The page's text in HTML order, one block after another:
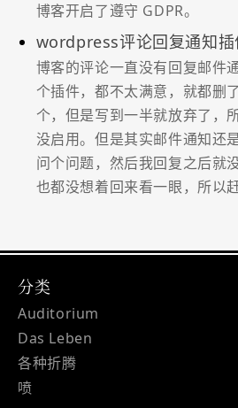
博客开启了遵守 GDPR。
wordpress评论回复通知插
博客的评论一直没有回复邮件
个插件，都不太满意，就都删
个，但是写到一半就放弃了，
没启用。但是其实邮件通知还
问个问题，然后我回复之后就
也都没想着回来看一眼，所以
分类
Auditorium
Das Leben
各种折腾
喷